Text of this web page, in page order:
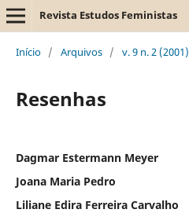
Revista Estudos Feministas
Início / Arquivos / v. 9 n. 2 (2001)
Resenhas
Dagmar Estermann Meyer
Joana Maria Pedro
Liliane Edira Ferreira Carvalho